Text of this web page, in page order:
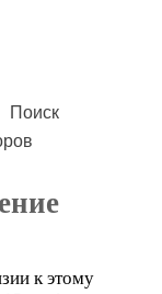
Поиск
к этому